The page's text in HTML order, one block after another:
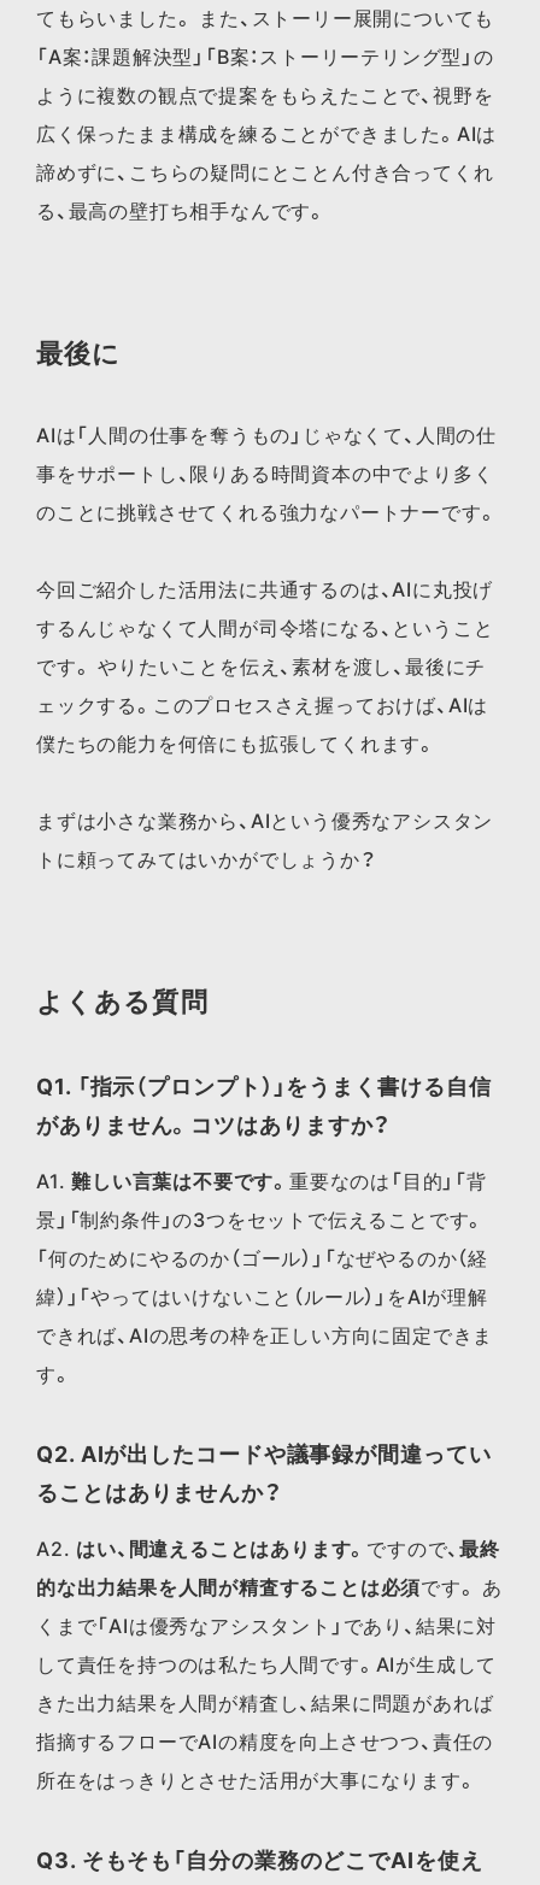
てもらいました。 また、ストーリー展開についても
「A案：課題解決型」「B案：ストーリーテリング型」の
ように複数の観点で提案をもらえたことで、視野を
広く保ったまま構成を練ることができました。AIは
諦めずに、こちらの疑問にとことん付き合ってくれ
る、最高の壁打ち相手なんです。
最後に
AIは「人間の仕事を奪うもの」じゃなくて、人間の仕
事をサポートし、限りある時間資本の中でより多く
のことに挑戦させてくれる強力なパートナーです。
今回ご紹介した活用法に共通するのは、AIに丸投げ
するんじゃなくて人間が司令塔になる、ということ
です。 やりたいことを伝え、素材を渡し、最後にチ
ェックする。このプロセスさえ握っておけば、AIは
僕たちの能力を何倍にも拡張してくれます。
まずは小さな業務から、AIという優秀なアシスタン
トに頼ってみてはいかがでしょうか？
よくある質問
Q1. 「指示（プロンプト）」をうまく書ける自信
がありません。コツはありますか？
A1.難しい言葉は不要です。重要なのは「目的」「背
景」「制約条件」の3つをセットで伝えることです。
「何のためにやるのか（ゴール）」「なぜやるのか（経
緯）」「やってはいけないこと（ルール）」をAIが理解
できれば、AIの思考の枠を正しい方向に固定できま
す。
Q2. AIが出したコードや議事録が間違ってい
ることはありませんか？
A2. はい、間違えることはあります。 ですので、最終
的な出力結果を人間が精査することは必須です。 あ
くまで「AIは優秀なアシスタント」であり、結果に対
して責任を持つのは私たち人間です。AIが生成して
きた出力結果を人間が精査し、結果に問題があれば
指摘するフローでAIの精度を向上させつつ、責任の
所在をはっきりとさせた活用が大事になります。
Q3. そもそも「自分の業務のどこでAIを使え